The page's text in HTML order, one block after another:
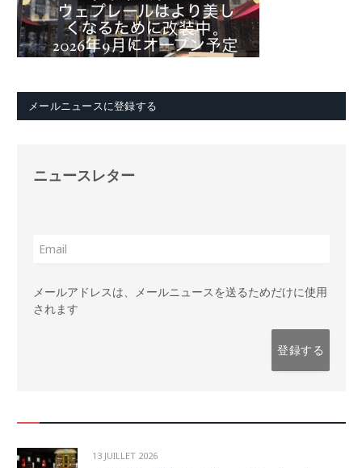
メールニュースに登録する
ニュースレター
メールアドレスは、メールニュースを送るためだけに使用
されます
13 JUILLET 2026